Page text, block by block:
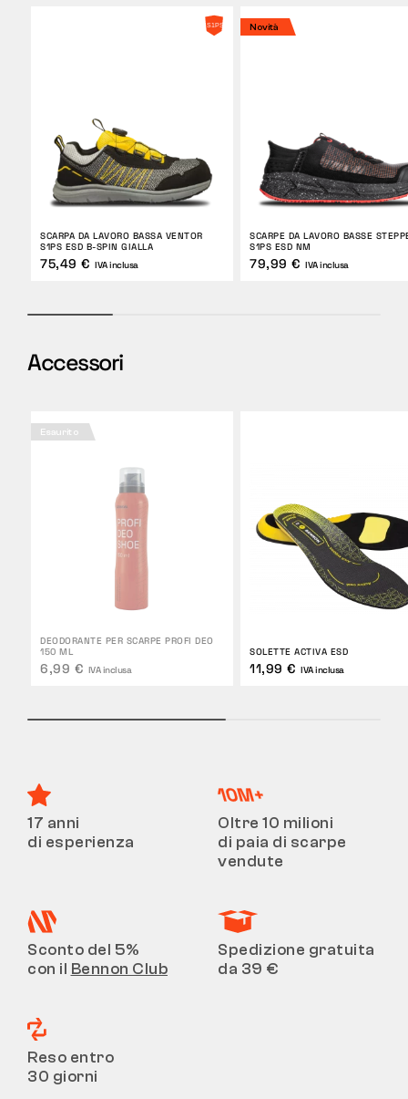
SCARPA DA LAVORO BASSA VENTOR
S1PS ESD B-SPIN GIALLA
75,49 € IVA inclusa
Novità
SCARPE DA LAVORO BASSE
S1PS ESD NM
79,99 € IVA inclusa
Accessori
Esaurito
DEODORANTE PER SCARPE PROFI DEO
150 ML
6,99 € IVA inclusa
SOLETTE ACTIVA ESD
11,99 € IVA inclusa
17 anni
di esperienza
Oltre 10 milioni
di paia di scarpe
vendute
Sconto del 5%
con il Bennon Club
Spedizione gratuita
da 39 €
Reso entro
30 giorni